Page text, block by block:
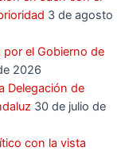
3 de agosto
por el Gobierno de
2026
Delegación de
30 de julio de
con la vista